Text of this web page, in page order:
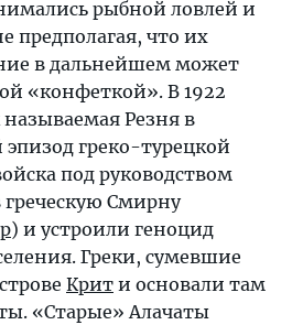
рыбной ловлей и
предполагая, что их
в дальнейшем может
«конфеткой». В 1922
называемая Резня в
греко-турецкой
под руководством
Смирну
) и устроили геноцид
Греки, сумевшие
Крит и основали там
«Старые» Алачаты